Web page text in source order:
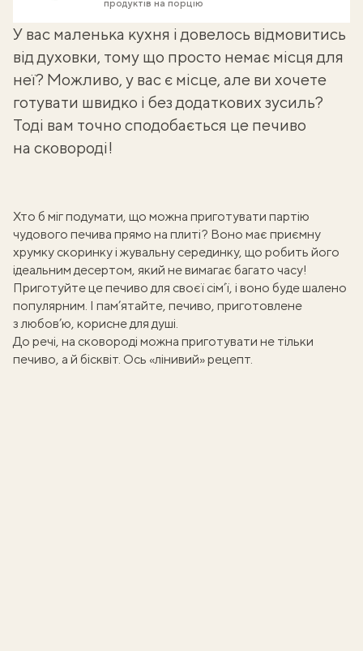
продуктів на порцію
У вас маленька кухня і довелось відмовитись
від духовки, тому що просто немає місця для
неї? Можливо, у вас є місце, але ви хочете
готувати швидко і без додаткових зусиль?
Тоді вам точно сподобається це печиво
на сковороді!
Хто б міг подумати, що можна приготувати партію
чудового печива прямо на плиті? Воно має приємну
хрумку скоринку і жувальну серединку, що робить його
ідеальним десертом, який не вимагає багато часу!
Приготуйте це печиво для своєї сім’ї, і воно буде шалено
популярним. І пам’ятайте, печиво, приготовлене
з любов’ю, корисне для душі.
До речі, на сковороді можна приготувати не тільки
печиво, а й бісквіт. Ось «лінивий» рецепт.